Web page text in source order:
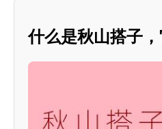
什么是秋山搭子